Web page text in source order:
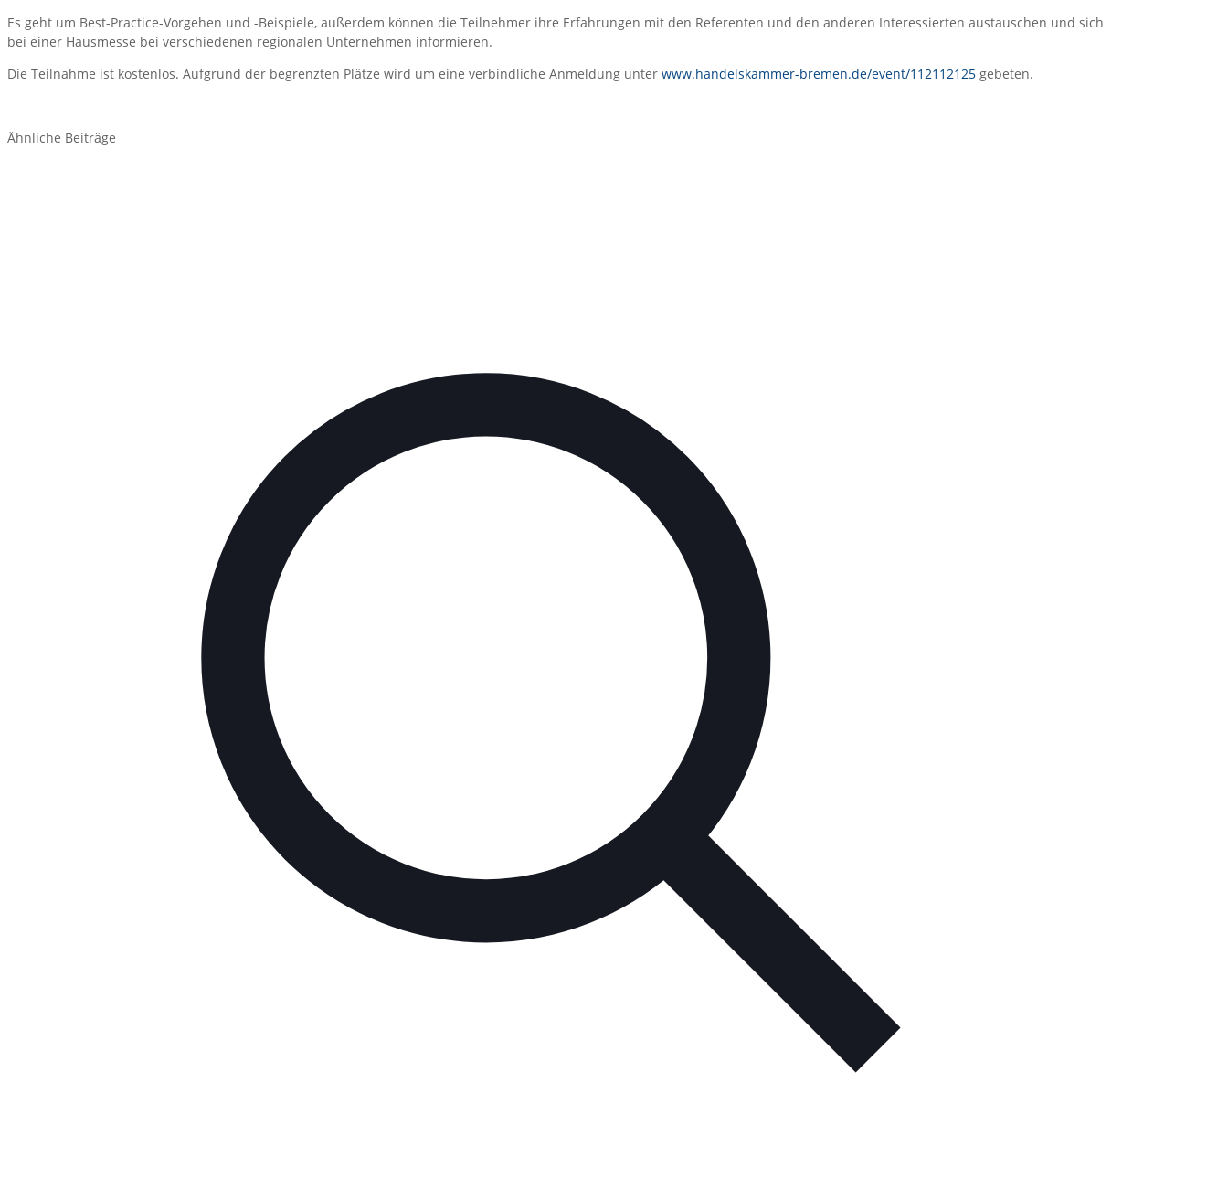
Es geht um Best-Practice-Vorgehen und -Beispiele, außerdem können die Teilnehmer ihre Erfahrungen mit den Referenten und den anderen Interessierten austauschen und sich
bei einer Hausmesse bei verschiedenen regionalen Unternehmen informieren.
Die Teilnahme ist kostenlos. Aufgrund der begrenzten Plätze wird um eine verbindliche Anmeldung unter www.handelskammer-bremen.de/event/112112125 gebeten.
Ähnliche Beiträge